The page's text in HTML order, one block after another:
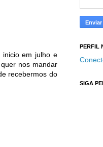
inicio em julho e
nos mandar
recebermos do
PERFIL
SIGA